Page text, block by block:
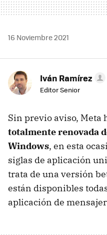
16 Noviembre 2021
Iván Ramírez
Editor Senior
Sin previo aviso, Meta
totalmente renovada
Windows, en esta
siglas de aplicación
trata de una versión
están disponibles
aplicación de